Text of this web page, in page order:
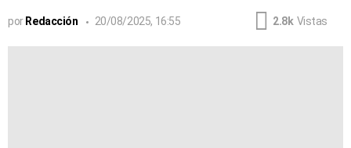
por Redacción 20/08/2025, 16:55 2.8k Vistas